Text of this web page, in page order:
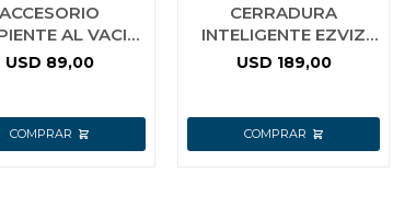
ACCESORIO
AL VACIO
X2 UN 1.2LTS
USD 89,00
CERRADURA
INTELIGENTE EZVIZ
DL05 1 BULÓN
USD 189,00